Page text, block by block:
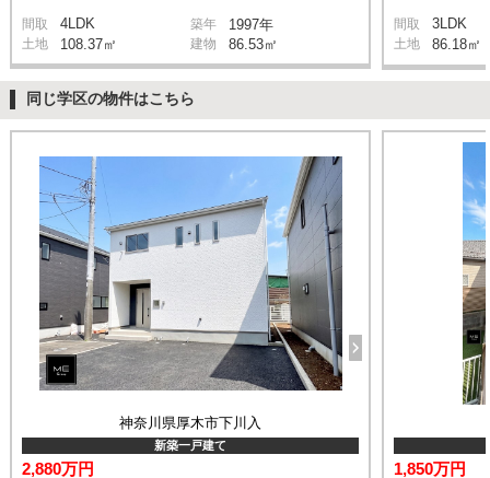
間取 4LDK 築年 1997年
土地 108.37㎡ 建物 86.53㎡
間取 3LDK
土地 86.18㎡
同じ学区の物件はこちら
神奈川県厚木市下川入
新築一戸建て
2,880万円 1,850万円